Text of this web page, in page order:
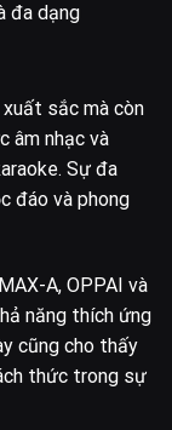
đa dạng
sắc mà còn
âm nhạc và
Sự đa
đáo và phong
A, OPPAI và
năng thích ứng
cũng cho thấy
thức trong sự